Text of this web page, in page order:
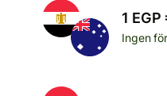
1
Ingen